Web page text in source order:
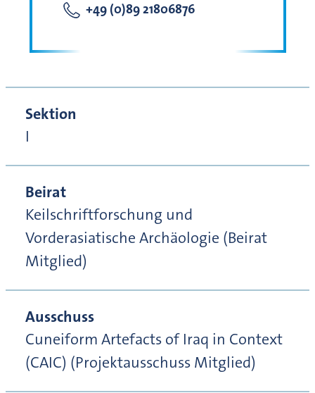
+49 (0)89 21806876
Sektion
I
Beirat
Keilschriftforschung und
Vorderasiatische Archäologie (Beirat
Mitglied)
Ausschuss
Cuneiform Artefacts of Iraq in Context
(CAIC) (Projektausschuss Mitglied)